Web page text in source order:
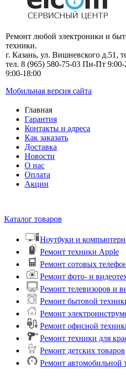
Ремонт любой электроники и
техники.
г. Казань, ул. Вишневского д.51,
тел. 8 (965) 580-75-03 Пн-Пт
9:00-18:00
Мобильная версия сайта
Главная
Гарантия
Контакты и адреса
Как заказать
Доставка
Новости
О нас
Оплата
Акции
Каталог товаров
Ноутбуки и
Ремонт техники Apple
Ремонт сотовых
Ремонт фото- и
Ремонт телевизоров и
Ремонт бытовой
Ремонт
Ремонт офисной
Ремонт техники для
Ремонт детских товаров
Ремонт автомобильной